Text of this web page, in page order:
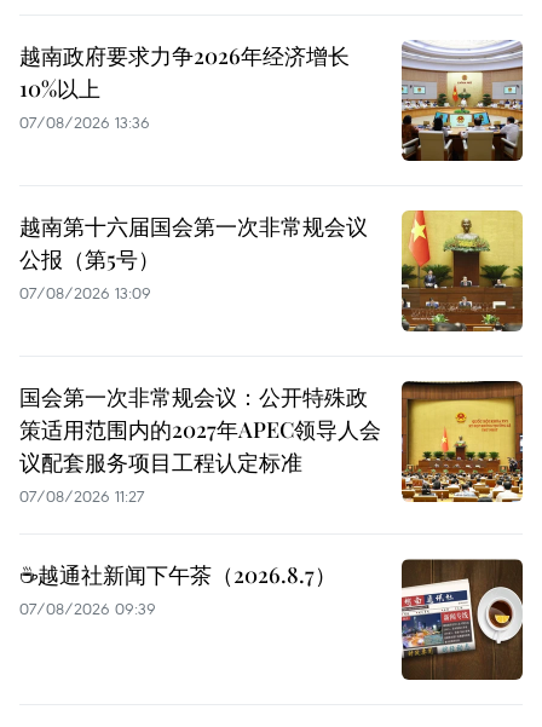
越南政府要求力争2026年经济增长
10%以上
07/08/2026 13:36
越南第十六届国会第一次非常规会议
公报（第5号）
07/08/2026 13:09
国会第一次非常规会议：公开特殊政
策适用范围内的2027年APEC领导人会
议配套服务项目工程认定标准
07/08/2026 11:27
☕️越通社新闻下午茶（2026.8.7）
07/08/2026 09:39